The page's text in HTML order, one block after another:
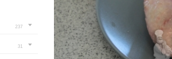
237
31